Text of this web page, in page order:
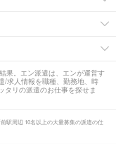
果。エン派遣は、エンが運営す
/求人情報を職種、勤務地、時
タリの派遣のお仕事を探せま
駅周辺 10名以上の大量募集の派遣の仕